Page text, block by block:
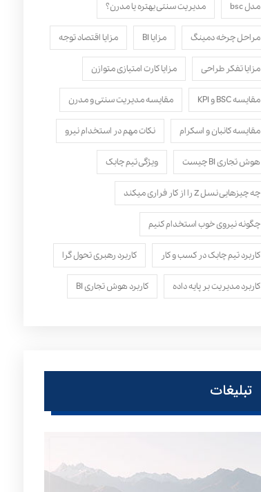
مدل bsc مدیریت سنتی بهتره یا مدرن؟
مراحل چرخه دمینگ مزایا BI مزایا اقتصاد توجه
مزایا تفکر طراحی مزایا کارت امتیازی متوازن
مقایسه BSC و KPI مقایسه مدیریت سنتی و مدرن
مقایسه کانبان و اسکرام نکات مهم در استخدام نیرو
هوش تجاری BI چیست ویژگی تیم چابک
چه چیزهایی نسل Z را از کار فراری میکند
چگونه نیروی خوب استخدام کنیم
کاربرد تیم چابک در کسب و کار کاربرد رهبری تحول‌ گرا
کاربرد مدیریت بر پایه داده کاربرد هوش تجاری BI
تبلیغات